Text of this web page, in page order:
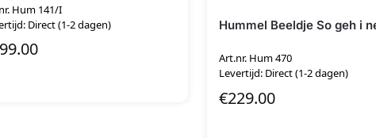
Hum 141/I
Direct (1-2 dagen)
Hummel Beeldje So geh i
Art.nr. Hum 470
Levertijd: Direct (1-2 dagen)
€229.00